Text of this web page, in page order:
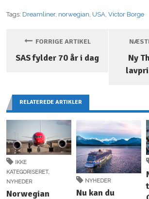
Tags: Dreamliner, norwegian USA ,Victor Borge
FORRIGE ARTIKEL
SAS fylder 70 år i dag
Ny
RELATEREDE ARTIKLER
IKKE
KATEGORISERET,
NYHEDER
Norwegian
NYHEDER
Nu kan du